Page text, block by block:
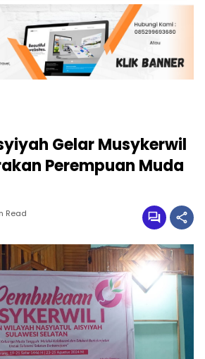
Gelar Musykerwil
Perempuan Muda
Read